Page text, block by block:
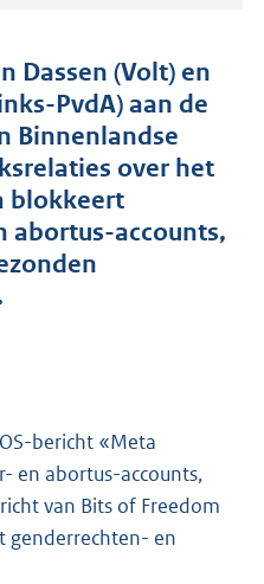
d
s
g
r
o
o
t
t
Dassen (Volt) en
PvdA) aan de
Binnenlandse
over het
blokkeert
abortus-accounts,
bericht «Meta
en abortus-accounts,
van Bits of Freedom
genderrechten- en